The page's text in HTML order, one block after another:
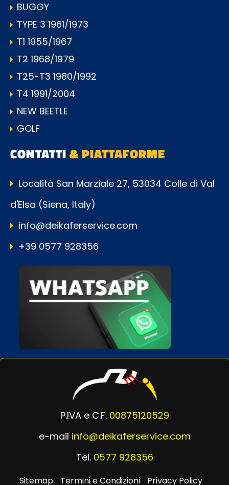
BUGGY
TYPE 3 1961/1973
T1 1955/1967
T2 1968/1979
T25-T3 1980/1992
T4 1991/2004
NEW BEETLE
GOLF
CONTATTI& PIATTAFORME
Località San Marziale 27, 53034 Colle di Val
d'Elsa (Siena, Italy)
info@deikaferservice.com
+39 0577 928356
P.IVA e C.F. 00875120529
e-mail info@deikaferservice.com
Tel. 0577 928356
Sitemap Termini e Condizioni Privacy Policy